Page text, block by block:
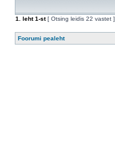
1
. leht1-st[ Otsing leidis 22 vastet ]
Foorumi pealeht